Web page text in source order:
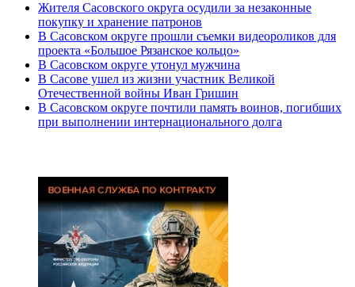
Жителя Сасовского округа осудили за незаконные
покупку и хранение патронов
В Сасовском округе прошли съемки видеороликов для
проекта «Большое Рязанское кольцо»
В Сасовском округе утонул мужчина
В Сасове ушел из жизни участник Великой
Отечественной войны Иван Гришин
В Сасовском округе почтили память воинов, погибших
при выполнении интернационального долга